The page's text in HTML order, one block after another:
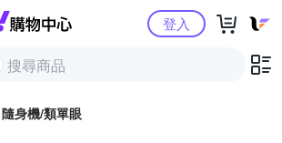
Yahoo購物中心登入
隨身機/類單眼